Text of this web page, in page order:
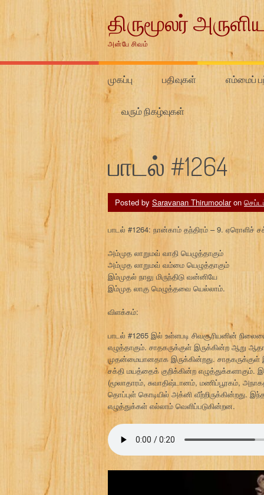
திருமூலர்
அன்பே சிவம்
முகப்பு பதிவுகள் எம்மைப்
வரும் நிகழ்வுகள்
பாடல் #1264
Posted by Saravanan Thirumoolaron
பாடல் #1264: நான்காம் தந்திரம் – 9. ஏரொளிச்
அம்முத லாறுமவ் வாதி யெழுத்தாகும்
அம்முத லாறுமவ் வம்மை யெழுத்தாகும்
இம்முதல் நாலு மிருந்திடு வன்னியே
இம்முத லாகு மெழுத்தவை யெல்லாம்.
விளக்கம்:
பாடல் #1265 இல் உள்ளபடி சிவசூரியனின்
எழுத்தாகும். சாதகருக்குள் இருக்கின்ற ஆறு
முதன்மையானதாக இருக்கின்றது.
சக்தி மயத்தைக் குறிக்கின்ற
(மூலாதாரம், சுவாதிஷ்டானம், மணிப்பூரகம்,
தொப்புள் கொடியில் அக்னி வீற்றிருக்கின்றது.
எழுத்துக்கள் எல்லாம் வெளிப்படுகின்றன.